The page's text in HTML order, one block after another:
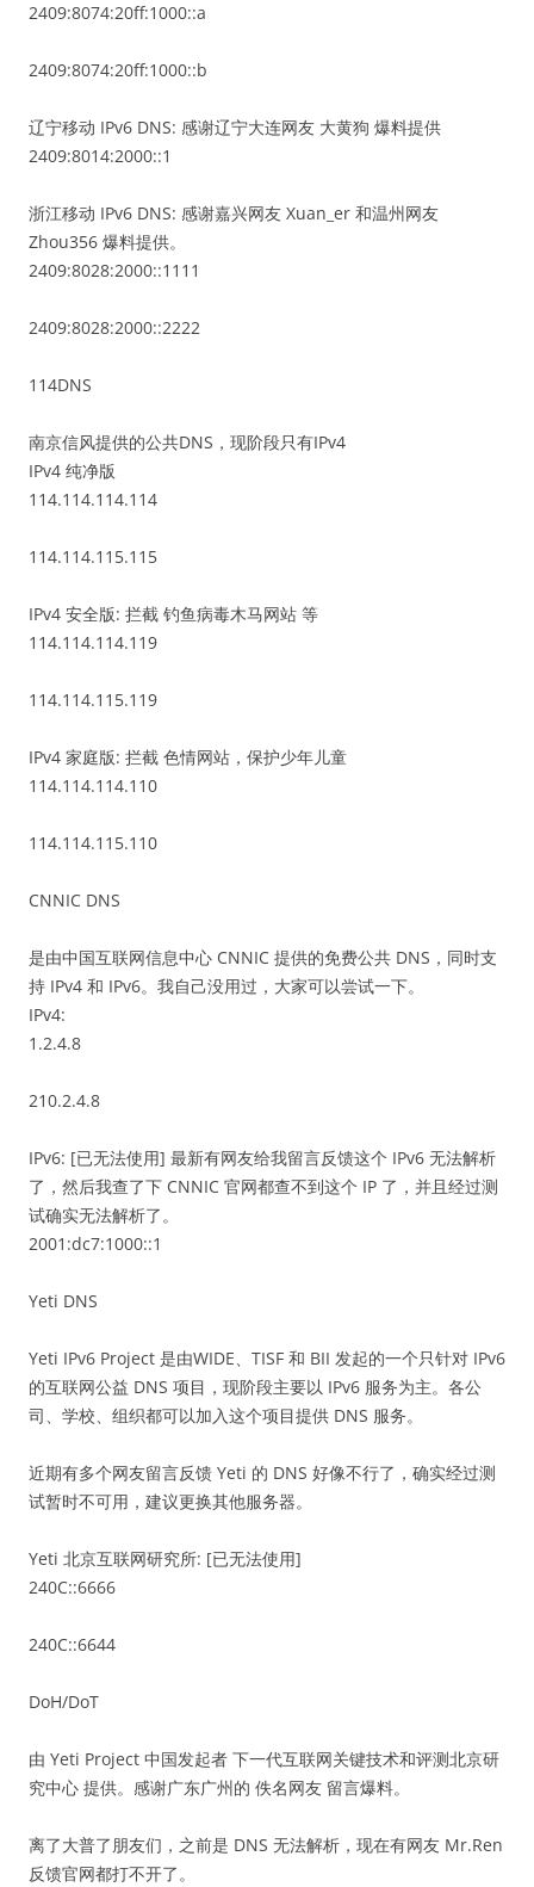
2409:8074:20ff:1000::a
2409:8074:20ff:1000::b
辽宁移动 IPv6 DNS: 感谢辽宁大连网友 大黄狗 爆料提供
2409:8014:2000::1
浙江移动 IPv6 DNS: 感谢嘉兴网友 Xuan_er 和温州网友
Zhou356 爆料提供。
2409:8028:2000::1111
2409:8028:2000::2222
114DNS
南京信风提供的公共DNS，现阶段只有IPv4
IPv4 纯净版
114.114.114.114
114.114.115.115
IPv4 安全版: 拦截 钓鱼病毒木马网站 等
114.114.114.119
114.114.115.119
IPv4 家庭版: 拦截 色情网站，保护少年儿童
114.114.114.110
114.114.115.110
CNNIC DNS
是由中国互联网信息中心 CNNIC 提供的免费公共 DNS，同时支
持 IPv4 和 IPv6。我自己没用过，大家可以尝试一下。
IPv4:
1.2.4.8
210.2.4.8
IPv6: [已无法使用] 最新有网友给我留言反馈这个 IPv6 无法解析
了，然后我查了下 CNNIC 官网都查不到这个 IP 了，并且经过测
试确实无法解析了。
2001:dc7:1000::1
Yeti DNS
Yeti IPv6 Project 是由WIDE、TISF 和 BII 发起的一个只针对 IPv6
的互联网公益 DNS 项目，现阶段主要以 IPv6 服务为主。各公
司、学校、组织都可以加入这个项目提供 DNS 服务。
近期有多个网友留言反馈 Yeti 的 DNS 好像不行了，确实经过测
试暂时不可用，建议更换其他服务器。
Yeti 北京互联网研究所: [已无法使用]
240C::6666
240C::6644
DoH/DoT
由 Yeti Project 中国发起者 下一代互联网关键技术和评测北京研
究中心 提供。感谢广东广州的 佚名网友 留言爆料。
离了大普了朋友们，之前是 DNS 无法解析，现在有网友 Mr.Ren
反馈官网都打不开了。